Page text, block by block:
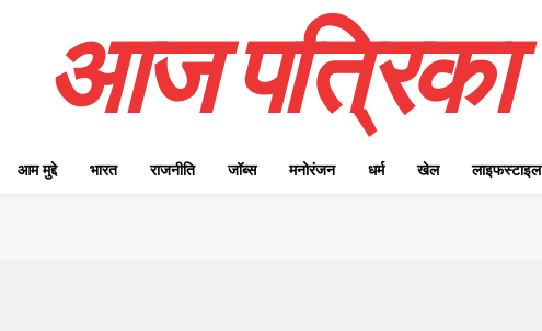
आज पत्रिका
आम मुद्दे भारत राजनीति जॉब्स मनोरंजन धर्म खेल लाइफस्टाइल